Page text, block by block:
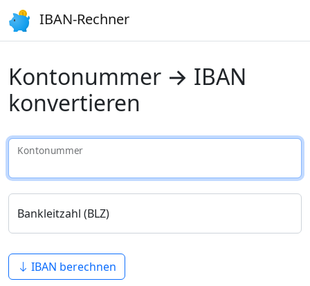
IBAN-Rechner
Kontonummer → IBAN
konvertieren
Kontonummer
Bankleitzahl (BLZ)
IBAN berechnen